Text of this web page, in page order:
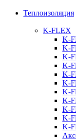
Теплоизоляция
K-FLEX
K-
K-
K-
K-
K-
K-
K-
K-
K-
K-
K-